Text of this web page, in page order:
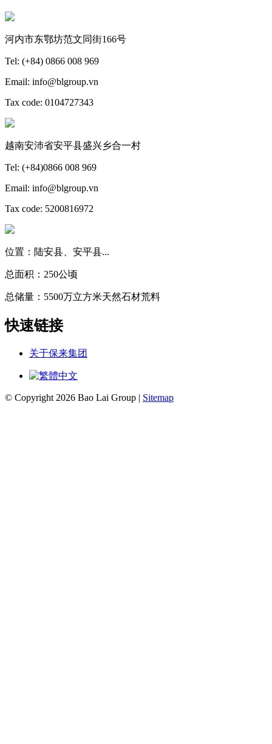
河内市东鄂坊范文同街166号
Tel: (+84) 0866 008 969
Email: info@blgroup.vn
Tax code: 0104727343
越南安沛省安平县盛兴乡合一村
Tel: (+84)0866 008 969
Email: info@blgroup.vn
Tax code: 5200816972
位置：陆安县、安平县...
总面积：250公顷
总储量：5500万立方米天然石材荒料
快速链接
关于保来集团
© Copyright 2026 Bao Lai Group | Sitemap